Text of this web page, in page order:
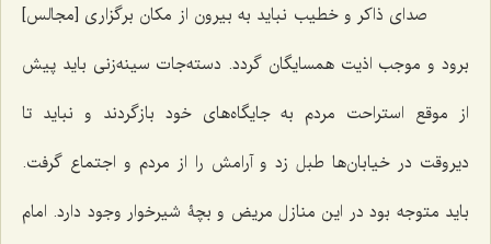
صدای ذاکر و خطیب نباید به بیرون از مکان برگزاری [مجالس]
برود و موجب اذیت همسایگان گردد. دسته‌جات سینه‌زنی باید پیش
از موقع استراحت مردم به جایگاه‌های خود بازگردند و نباید تا
دیروقت در خیابان‌ها طبل زد و آرامش را از مردم و اجتماع گرفت.
باید متوجه بود در این منازل مریض و بچۀ شیرخوار وجود دارد. امام